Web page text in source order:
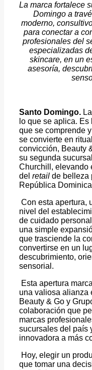
La marca fortalece
Domingo a
moderno,
para conectar a
profesionales del
especializadas
skincare, en un
asesoría,
Santo Domingo.
lo que se aplica.
que se comprende
se convierte en
convicción, Beauty
su segunda
Churchill, elevando
del retail de belleza
República
Con esta apertura,
nivel del
de cuidado
una simple
que trasciende la
convertirse en un
descubrimiento,
sensorial.
Esta apertura
una valiosa alianza
Beauty & Go y
colaboración que
marcas
sucursales del país
innovadora a más
Hoy, elegir un
que tomar una